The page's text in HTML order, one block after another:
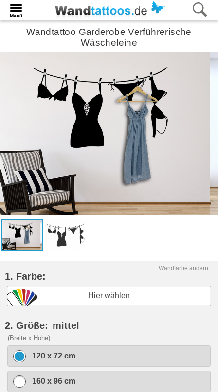
Menü
Wandtattoo Garderobe Verführerische
Wäscheleine
Wandfarbe ändern
1. Farbe:
Hier wählen
2. Größe: mittel
(Breite x Höhe)
120 x 72 cm
160 x 96 cm